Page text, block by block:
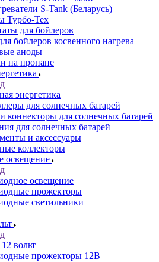
S-Tank (Беларусь)
Турбо-Тех
для бойлеров
бойлеров косвенного нагрева
аноды
на пропане
энергетика
для солнечных батарей
коннекторы для солнечных батарей
для солнечных батарей
и аксессуары
коллекторы
освещение
освещение
прожекторы
светильники
вольт
прожекторы 12В